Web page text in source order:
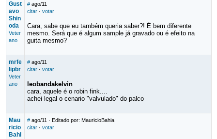
Gust
avo
Shin
oda
Veter
ano
# ago/11
citar· votar
Cara, sabe que eu também queria saber?! É bem diferente
mesmo. Será que é algum sample já gravado ou é efeito na
guita mesmo?
mrfe
lipbr
Veter
ano
# ago/11
citar· votar
leobandakelvin
cara, aquele é o robin fink....
achei legal o cenario "valvulado" do palco
Mau
ricio
Bahi
# ago/11 · Editado por: MauricioBahia
citar· votar